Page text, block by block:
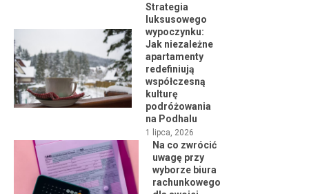
Strategia
luksusowego
wypoczynku:
Jak niezależne
apartamenty
redefiniują
współczesną
kulturę
podróżowania
na Podhalu
1 lipca, 2026
Na co zwrócić
uwagę przy
wyborze biura
rachunkowego